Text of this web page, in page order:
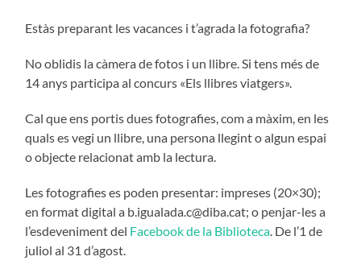
Estàs preparant les vacances i t’agrada la fotografia?
No oblidis la càmera de fotos i un llibre. Si tens més de
14 anys participa al concurs «Els llibres viatgers».
Cal que ens portis dues fotografies, com a màxim, en les
quals es vegi un llibre, una persona llegint o algun espai
o objecte relacionat amb la lectura.
Les fotografies es poden presentar: impreses (20×30);
en format digital a b.igualada.c@diba.cat; o penjar-les a
l’esdeveniment del Facebook de la Biblioteca. De l’1 de
juliol al 31 d’agost.